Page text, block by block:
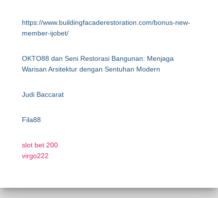
https://www.buildingfacaderestoration.com/bonus-new-
member-ijobet/
OKTO88 dan Seni Restorasi Bangunan: Menjaga
Warisan Arsitektur dengan Sentuhan Modern
Judi Baccarat
Fila88
slot bet 200
virgo222